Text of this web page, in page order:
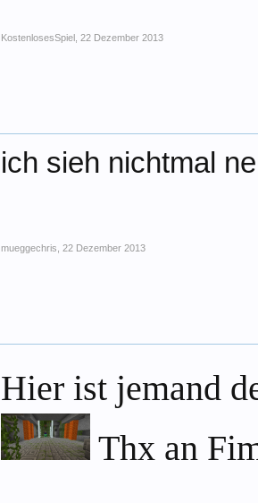
KostenlosesSpiel 22 Dezember 2013
ich sieh nichtmal
mueggechris 22 Dezember 2013
Hier ist jemand
Thx an